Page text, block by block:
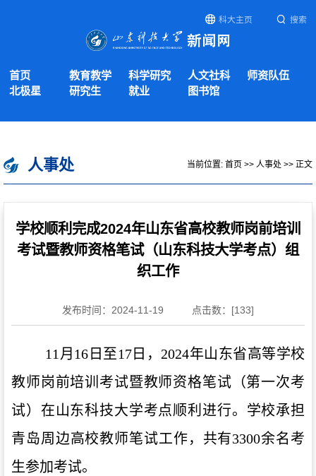
科大主页 搜索
首页 教育教学 科学研究 人文社科
师资队伍
北极星
研究生 就业 图书馆
人事处 当前位置: 首页 >> 人事处 >> 正文
学校顺利完成2024年山东省高校教师岗前培训
考试暨教师资格笔试（山东科技大学考点）组
织工作
发布时间：2024-11-19 点击数：[133]
11 月 16 日 至17日，2024年山东省高等学校
教师岗前培训考试暨教师资格笔试 （第一次考
试） 在山东科技大学考点顺利进行。 学校承担
青岛周边高校教师笔试工作， 共有3300余名考
生参加考试。